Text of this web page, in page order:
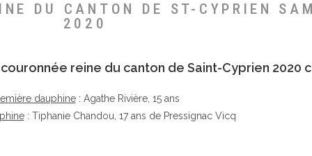
DU CANTON DE ST-CYPRIEN
2020
couronnée reine du canton de Saint-Cyprien 2020
dauphine: Agathe Rivière, 15 ans
: Tiphanie Chandou, 17 ans de Pressignac Vicq